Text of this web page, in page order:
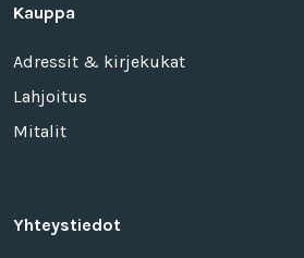
Kauppa
Adressit & kirjekukat
Lahjoitus
Mitalit
Yhteystiedot